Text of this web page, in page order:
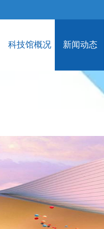
科技馆概况 新闻动态